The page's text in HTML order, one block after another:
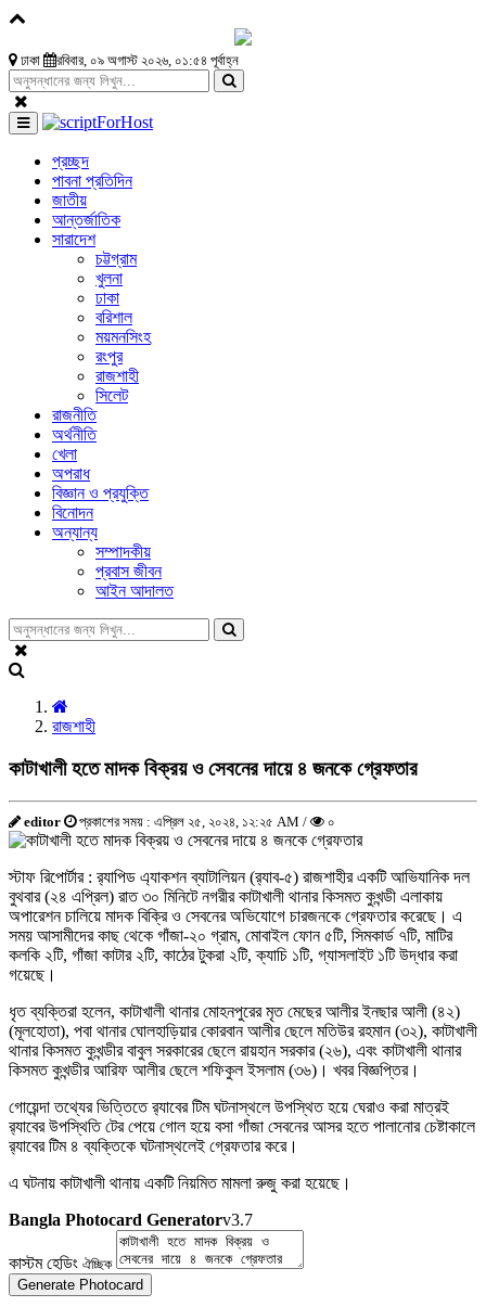
ঢাকা রবিবার, ০৯ অগাস্ট ২০২৬, ০১:৫৪ পূর্বাহ্ন
প্রচ্ছদ
পাবনা প্রতিদিন
জাতীয়
আন্তর্জাতিক
সারাদেশ
চট্টগ্রাম
খুলনা
ঢাকা
বরিশাল
ময়মনসিংহ
রংপুর
রাজশাহী
সিলেট
রাজনীতি
অর্থনীতি
খেলা
অপরাধ
বিজ্ঞান ও প্রযুক্তি
বিনোদন
অন্যান্য
সম্পাদকীয়
প্রবাস জীবন
আইন আদালত
রাজশাহী
কাটাখালী হতে মাদক বিক্রয় ও সেবনের দায়ে ৪ জনকে গ্রেফতার
editor প্রকাশের সময় : এপ্রিল ২৫, ২০২৪, ১২:২৫ AM / ০
স্টাফ রিপোর্টার : র‌্যাপিড এ্যাকশন ব্যাটালিয়ন (র‌্যাব-৫) রাজশাহীর একটি আভিযানিক দল
বুথবার (২৪ এপ্রিল) রাত ৩০ মিনিটে নগরীর কাটাখালী থানার কিসমত কুখন্ডী এলাকায়
অপারেশন চালিয়ে মাদক বিক্রি ও সেবনের অভিযোগে চারজনকে গ্রেফতার করেছে। এ
সময় আসামীদের কাছ থেকে গাঁজা-২০ গ্রাম, মোবাইল ফোন ৫টি, সিমকার্ড ৭টি, মাটির
কলকি ২টি, গাঁজা কাটার ২টি, কাঠের টুকরা ২টি, ক্যাচি ১টি, গ্যাসলাইট ১টি উদ্ধার করা
গয়েছে।
ধৃত ব্যক্তিরা হলেন, কাটাখালী থানার মোহনপুরের মৃত মেছের আলীর ইনছার আলী (৪২)
(মূলহোতা), পবা থানার ঘোলহাড়িয়ার কোরবান আলীর ছেলে মতিউর রহমান (৩২), কাটাখালী
থানার কিসমত কুখন্ডীর বাবুল সরকারের ছেলে রায়হান সরকার (২৬), এবং কাটাখালী থানার
কিসমত কুখন্ডীর আরিফ আলীর ছেলে শফিকুল ইসলাম (৩৬)। খবর বিজ্ঞপ্তির।
গোয়েন্দা তথ্যের ভিত্তিতে র‌্যাবের টিম ঘটনাস্থলে উপস্থিত হয়ে ঘেরাও করা মাত্রই
র‌্যাবের উপস্থিতি টের পেয়ে গোল হয়ে বসা গাঁজা সেবনের আসর হতে পালানোর চেষ্টাকালে
র‌্যাবের টিম ৪ ব্যক্তিকে ঘটনাস্থলেই গ্রেফতার করে।
এ ঘটনায় কাটাখালী থানায় একটি নিয়মিত মামলা রুজু করা হয়েছে।
Bangla Photocard Generatorv3.7
কাস্টম হেডিং ঐচ্ছিক
Generate Photocard